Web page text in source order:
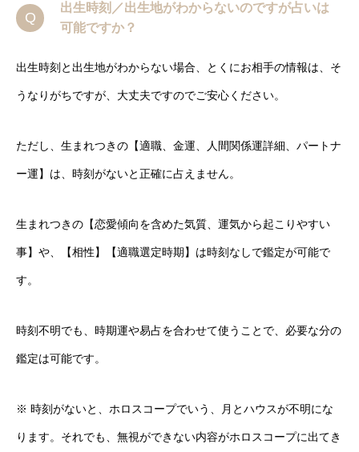
Q
出生時刻／出生地がわからないのですが占いは
可能ですか？
出生時刻と出生地がわからない場合、とくにお相手の情報は、そ
うなりがちですが、大丈夫ですのでご安心ください。
ただし、生まれつきの【適職、金運、人間関係運詳細、パートナ
ー運】は、時刻がないと正確に占えません。
生まれつきの【恋愛傾向を含めた気質、運気から起こりやすい
事】や、【相性】【適職選定時期】は時刻なしで鑑定が可能で
す。
時刻不明でも、時期運や易占を合わせて使うことで、必要な分の
鑑定は可能です。
※ 時刻がないと、ホロスコープでいう、月とハウスが不明にな
ります。それでも、無視ができない内容がホロスコープに出てき